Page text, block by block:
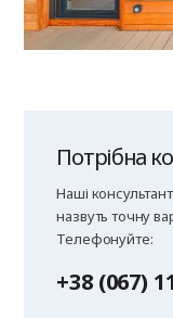
Потрібна
Наші
назвуть точну
Телефонуйте:
+38 (067)